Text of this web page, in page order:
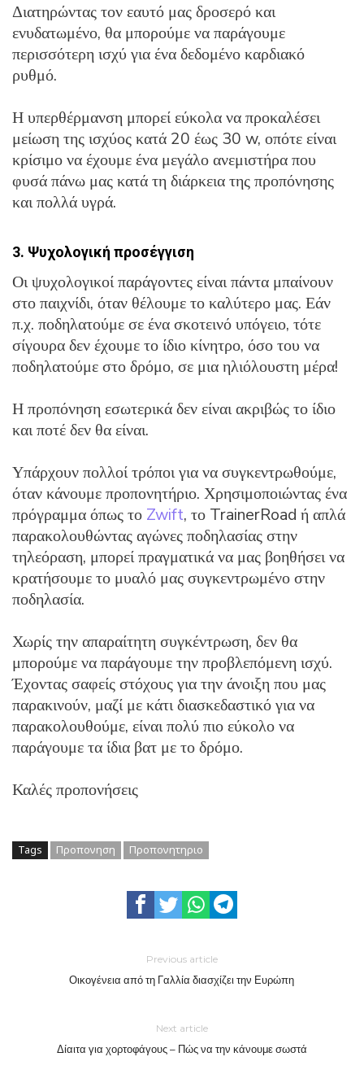
Διατηρώντας τον εαυτό μας δροσερό και
ενυδατωμένο, θα μπορούμε να παράγουμε
περισσότερη ισχύ για ένα δεδομένο καρδιακό
ρυθμό.
Η υπερθέρμανση μπορεί εύκολα να προκαλέσει
μείωση της ισχύος κατά 20 έως 30 w, οπότε είναι
κρίσιμο να έχουμε ένα μεγάλο ανεμιστήρα που
φυσά πάνω μας κατά τη διάρκεια της προπόνησης
και πολλά υγρά.
3. Ψυχολογική προσέγγιση
Οι ψυχολογικοί παράγοντες είναι πάντα μπαίνουν
στο παιχνίδι, όταν θέλουμε το καλύτερο μας. Εάν
π.χ. ποδηλατούμε σε ένα σκοτεινό υπόγειο, τότε
σίγουρα δεν έχουμε το ίδιο κίνητρο, όσο του να
ποδηλατούμε στο δρόμο, σε μια ηλιόλουστη μέρα!
Η προπόνηση εσωτερικά δεν είναι ακριβώς το ίδιο
και ποτέ δεν θα είναι.
Υπάρχουν πολλοί τρόποι για να συγκεντρωθούμε,
όταν κάνουμε προπονητήριο. Χρησιμοποιώντας ένα
πρόγραμμα όπως το Zwift, το TrainerRoad ή απλά
παρακολουθώντας αγώνες ποδηλασίας στην
τηλεόραση, μπορεί πραγματικά να μας βοηθήσει να
κρατήσουμε το μυαλό μας συγκεντρωμένο στην
ποδηλασία.
Χωρίς την απαραίτητη συγκέντρωση, δεν θα
μπορούμε να παράγουμε την προβλεπόμενη ισχύ.
Έχοντας σαφείς στόχους για την άνοιξη που μας
παρακινούν, μαζί με κάτι διασκεδαστικό για να
παρακολουθούμε, είναι πολύ πιο εύκολο να
παράγουμε τα ίδια βατ με το δρόμο.
Καλές προπονήσεις
Tags Προπονηση Προπονητηριο
Previous article
Οικογένεια από τη Γαλλία διασχίζει την Ευρώπη
Next article
Δίαιτα για χορτοφάγους – Πώς να την κάνουμε σωστά